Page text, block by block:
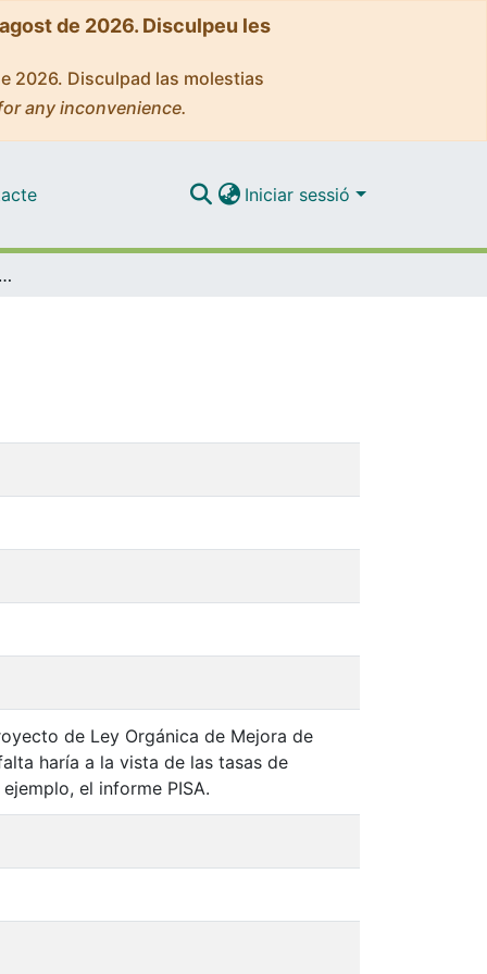
de 2026. Disculpeu les
2026. Disculpad las molestias
any inconvenience.
Iniciar sessió
inmersión lingüística?
de Ley Orgánica de Mejora de
haría a la vista de las tasas de
el informe PISA.